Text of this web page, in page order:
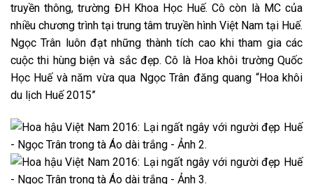
truyền thông, trường ĐH Khoa Học Huế. Cô còn là MC của
nhiều chương trình tại trung tâm truyền hình Việt Nam tại Huế.
Ngọc Trân luôn đạt những thành tích cao khi tham gia các
cuộc thi hùng biện và sắc đẹp. Cô là Hoa khôi trường Quốc
Học Huế và năm vừa qua Ngọc Trân đăng quang “Hoa khôi
du lịch Huế 2015”